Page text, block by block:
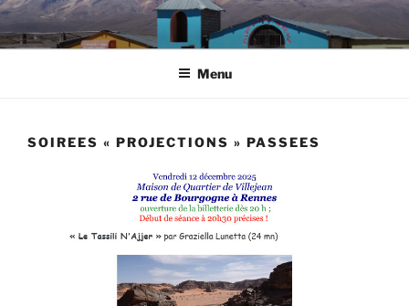
Aller
au
contenu
Menu
SOIREES « PROJECTIONS » PASSEES